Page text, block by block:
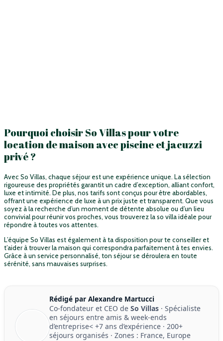
Pourquoi choisir So Villas pour votre
location de maison avec piscine et jacuzzi
privé ?
Avec So Villas, chaque séjour est une expérience unique. La sélection
rigoureuse des propriétés garantit un cadre d’exception, alliant confort,
luxe et intimité. De plus, nos tarifs sont conçus pour être abordables,
offrant une expérience de luxe à un prix juste et transparent. Que vous
soyez à la recherche d’un moment de détente absolue ou d’un lieu
convivial pour réunir vos proches, vous trouverez la so villa idéale pour
répondre à toutes vos attentes.
L’équipe So Villas est également à ta disposition pour te conseiller et
t’aider à trouver la maison qui correspondra parfaitement à tes envies.
Grâce à un service personnalisé, ton séjour se déroulera en toute
sérénité, sans mauvaises surprises.
Rédigé par Alexandre Martucci
Co-fondateur et CEO de So Villas · Spécialiste
en séjours entre amis & week-ends
d’entreprise< +7 ans d’expérience · 200+
séjours organisés · Zones : France, Europe